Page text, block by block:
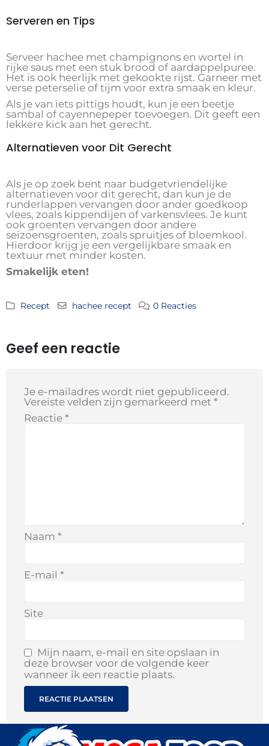
Serveren en Tips
Serveer hachee met champignons en wortel in
rijke saus met een stuk brood of aardappelpuree.
Het is ook heerlijk met gekookte rijst. Garneer met
verse peterselie of tijm voor extra smaak en kleur.
Als je van iets pittigs houdt, kun je een beetje
sambal of cayennepeper toevoegen. Dit geeft een
lekkere kick aan het gerecht.
Alternatieven voor Dit Gerecht
Als je op zoek bent naar budgetvriendelijke
alternatieven voor dit gerecht, dan kun je de
runderlappen vervangen door ander goedkoop
vlees, zoals kippendijen of varkensvlees. Je kunt
ook groenten vervangen door andere
seizoensgroenten, zoals spruitjes of bloemkool.
Hierdoor krijg je een vergelijkbare smaak en
textuur met minder kosten.
Smakelijk eten!
Recept hachee recept 0 Reacties
Geef een reactie
Je e-mailadres wordt niet gepubliceerd.
Vereiste velden zijn gemarkeerd met *
Reactie *
Naam *
E-mail *
Site
Mijn naam, e-mail en site opslaan in
deze browser voor de volgende keer
wanneer ik een reactie plaats.